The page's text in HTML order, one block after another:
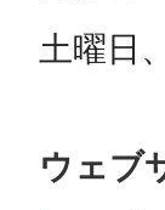
土曜日
ウェブ